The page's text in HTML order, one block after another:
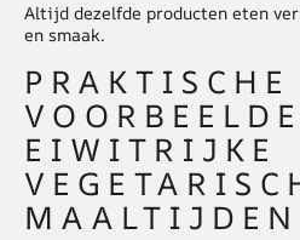
Altijd dezelfde producten eten
en smaak.
PRAKTISCHE
EIWITRIJKE
MAALTIJDEN